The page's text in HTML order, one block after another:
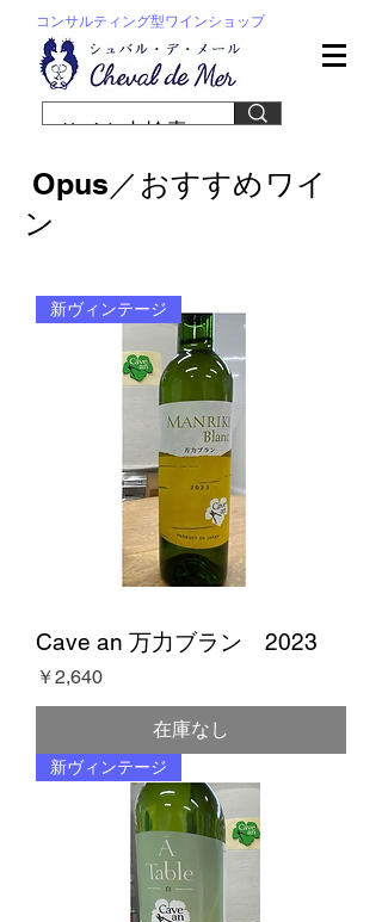
コンサルティング型ワインショップ
Opus／おすすめワイ
ン
新ヴィンテージ
Cave an 万力ブラン 2023
価格
￥2,640
在庫なし
新ヴィンテージ